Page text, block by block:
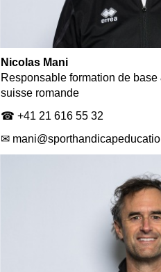
Nicolas Mani
Responsable formation de
suisse romande
☎ +41 21 616 55 32
✉